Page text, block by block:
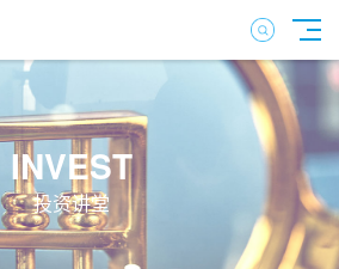
INVEST
投资讲堂